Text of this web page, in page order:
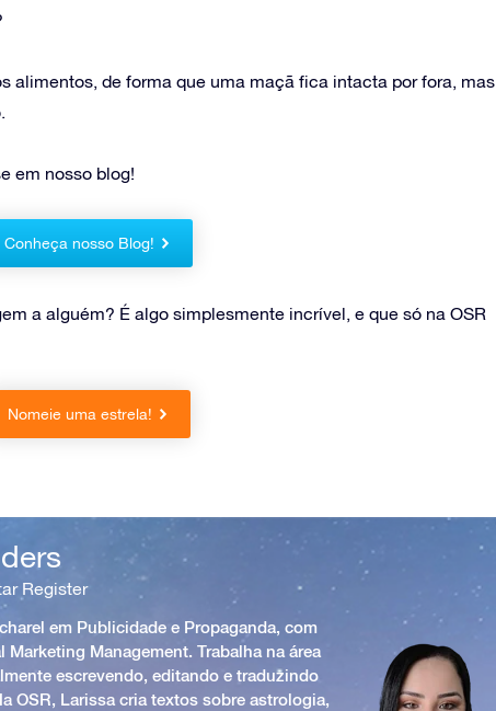
alimentos, de forma que uma maçã fica intacta por fora, mas
em nosso blog!
Conheça nosso Blog!
a alguém? É algo simplesmente incrível, e que só na OSR
Nomeie uma estrela!
Register
em Publicidade e Propaganda, com
Marketing Management. Trabalha na área
escrevendo, editando e traduzindo
OSR, Larissa cria textos sobre astrologia,